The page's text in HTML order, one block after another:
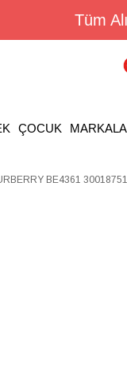
Tüm
ÇOCUK
BE4361 30018751